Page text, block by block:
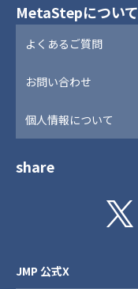
MetaStepについて
よくあるご質問
お問い合わせ
個人情報について
share
JMP 公式X